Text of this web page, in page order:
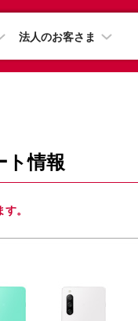
法人のお客さま
ト情報
。